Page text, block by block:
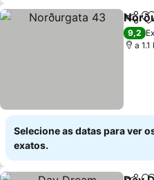
9,2
a
Selecione as datas para ver
exatos.